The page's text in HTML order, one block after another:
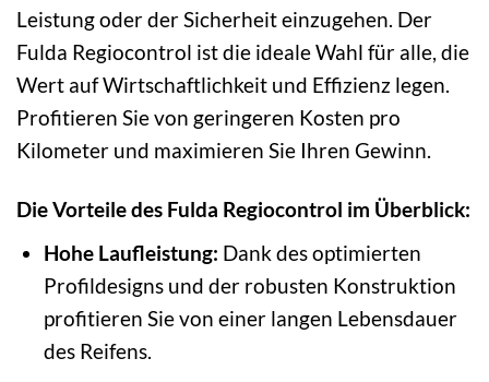
Leistung oder der Sicherheit einzugehen. Der
Fulda Regiocontrol ist die ideale Wahl für alle, die
Wert auf Wirtschaftlichkeit und Effizienz legen.
Profitieren Sie von geringeren Kosten pro
Kilometer und maximieren Sie Ihren Gewinn.
Die Vorteile des Fulda Regiocontrol im Überblick:
Hohe Laufleistung: Dank des optimierten
Profildesigns und der robusten Konstruktion
profitieren Sie von einer langen Lebensdauer
des Reifens.